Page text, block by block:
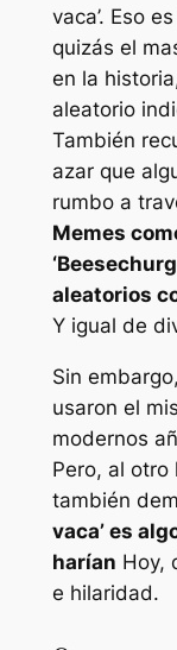
vaca’. Eso
quizás el
en la
aleatorio
También
azar que
rumbo a
Memes
aleatorios
Y igual de
Sin
usaron el
modernos
Pero, al
también
vaca’ es
harían Hoy,
e hilaridad.